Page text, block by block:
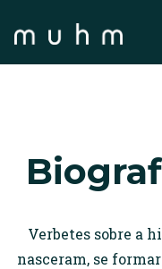
Verbetes sobre a
nasceram, se